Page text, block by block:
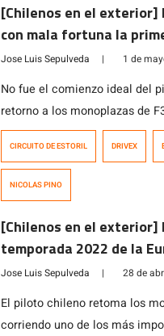
[Chilenos en el exterior]
con mala fortuna la
Euroformula Open en
Jose Luis Sepulveda | 1 de
No fue el comienzo ideal del
retorno a los monoplazas de
fallas menores en su
consecuencias, y dificultad
jornada. No fue el regreso
en los monoplazas de […]
CIRCUITO DE ESTORIL DRIVEX
NICOLAS PINO
[Chilenos en el exterior]
temporada 2022 de la
Portugal
Jose Luis Sepulveda | 28 de
El piloto chileno retoma los
corriendo uno de los más